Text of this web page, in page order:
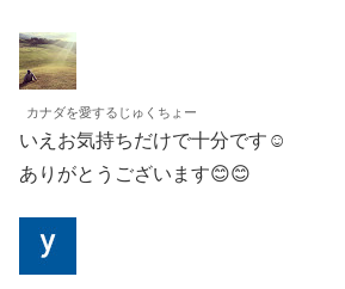
カナダを愛するじゅくちょー
いえお気持ちだけで十分です☺️
ありがとうございます😊😊